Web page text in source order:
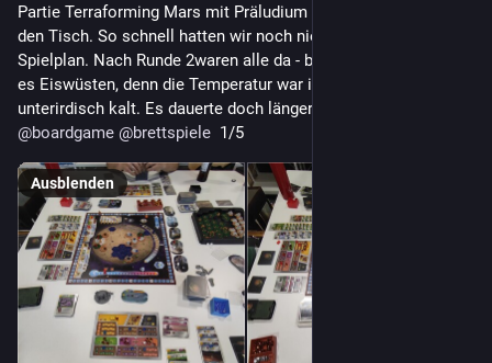
Partie Terraforming Mars mit Präludium und Griechenland auf
den Tisch. So schnell hatten wir noch nie die Ozeane auf dem
Spielplan. Nach Runde 2waren alle da - besser gesagt waren
es Eiswüsten, denn die Temperatur war immer noch
@boardgame @brettspiele
  1/5
Ausblenden